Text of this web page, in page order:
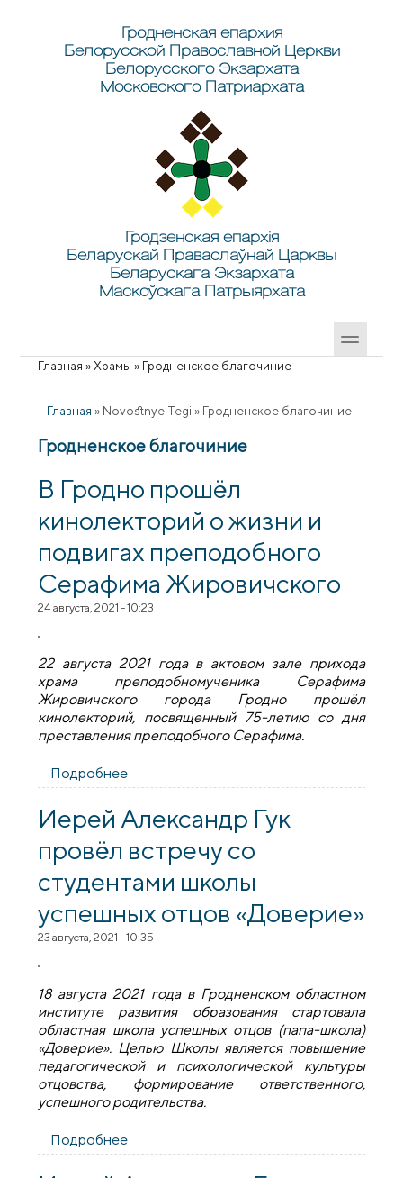
Гродненская епархия
Белорусской Православной Церкви
Белорусского Экзархата
Московского Патриархата
Гродзенская епархія
Беларускай Праваслаўнай Царквы
Беларускага Экзархата
Маскоўскага Патрыярхата
Вы здесь
Главная »Храмы » Гродненское благочиние
Главная » Novostnye Tegi » Гродненское благочиние
Гродненское благочиние
В Гродно прошёл
кинолекторий о жизни и
подвигах преподобного
Серафима Жировичского
24 августа, 2021 - 10:23
22 августа 2021 года в актовом зале прихода
храма преподобномученика Серафима
Жировичского города Гродно прошёл
кинолекторий, посвященный 75-летию со дня
преставления преподобного Серафима.
Подробнее
жизни и подвигах преподобного
Серафима Жировичского
Иерей Александр Гук
провёл встречу со
студентами школы
успешных отцов «Доверие»
23 августа, 2021 - 10:35
18 августа 2021 года в Гродненском областном
институте развития образования стартовала
областная школа успешных отцов (папа-школа)
«Доверие». Целью Школы является повышение
педагогической и психологической культуры
отцовства, формирование ответственного,
успешного родительства.
Подробнее
со студентами школы успешных отцов